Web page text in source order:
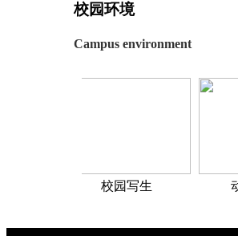
校园环境
Campus environment
校园写生